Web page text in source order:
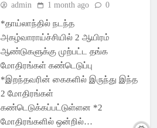
admin 1 month ago 0
*தாய்லாந்தில் நடந்த
அகழ்வாராய்ச்சியில் 2 ஆயிரம்
ஆண்டுகளுக்கு முற்பட்ட தங்க
மோதிரங்கள் கண்டெடுப்பு
*இறந்தவரின் கைகளில் இருந்து இந்த
2 மோதிரங்கள்
கண்டெடுக்கப்பட்டுள்ளன *2
மோதிரங்களில் ஒன்றில்…